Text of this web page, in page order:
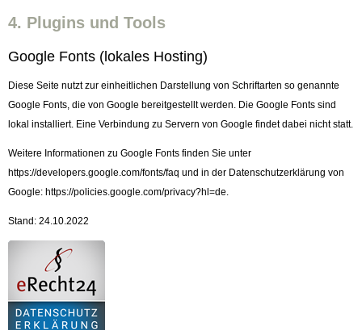
4. Plugins und Tools
Google Fonts (lokales Hosting)
Diese Seite nutzt zur einheitlichen Darstellung von Schriftarten so genannte
Google Fonts, die von Google bereitgestellt werden. Die Google Fonts sind
lokal installiert. Eine Verbindung zu Servern von Google findet dabei nicht statt.
Weitere Informationen zu Google Fonts finden Sie unter
https://developers.google.com/fonts/faq und in der Datenschutzerklärung von
Google: https://policies.google.com/privacy?hl=de
Stand: 24.10.2022